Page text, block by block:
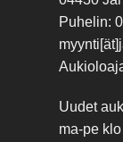
Puhelin:
Uudet
ma-pe